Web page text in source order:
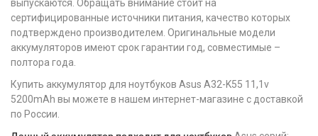
выпускаются. Обращать внимание стоит на
сертифицированные источники питания, качество которых
подтверждено производителем. Оригинальные модели
аккумуляторов имеют срок гарантии год, совместимые –
полтора года.
Купить аккумулятор для ноутбуков Asus A32-K55 11,1v
5200mAh вы можете в нашем интернет-магазине с доставкой
по России.